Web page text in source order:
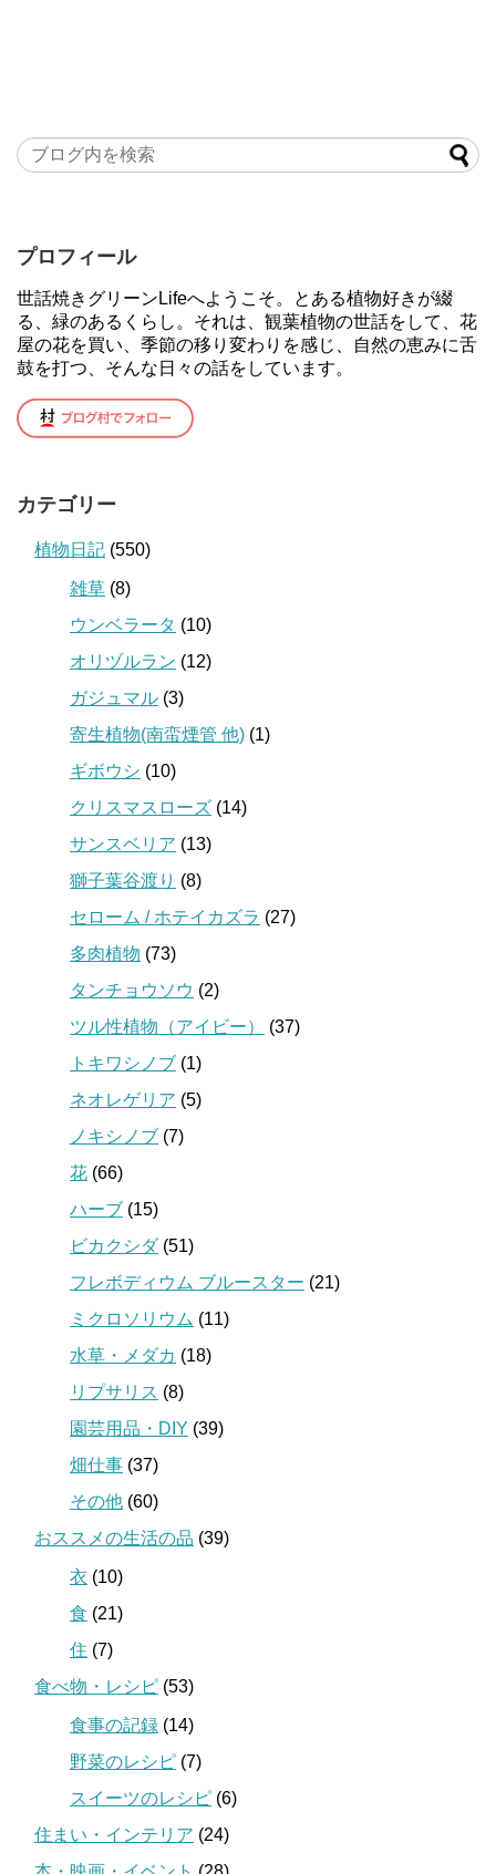
プロフィール
世話焼きグリーンLifeへようこそ。とある植物好きが綴
る、緑のあるくらし。それは、観葉植物の世話をして、花
屋の花を買い、季節の移り変わりを感じ、自然の恵みに舌
鼓を打つ、そんな日々の話をしています。
カテゴリー
植物日記 (550)
雑草 (8)
ウンベラータ (10)
オリヅルラン (12)
ガジュマル (3)
寄生植物(南蛮煙管 他) (1)
ギボウシ (10)
クリスマスローズ (14)
サンスベリア (13)
獅子葉谷渡り (8)
セローム / ホテイカズラ (27)
多肉植物 (73)
タンチョウソウ (2)
ツル性植物（アイビー）
(37)
トキワシノブ (1)
ネオレゲリア (5)
ノキシノブ (7)
花 (66)
ハーブ (15)
ビカクシダ(51)
フレボディウム ブルースター (21)
ミクロソリウム (11)
水草・メダカ (18)
リプサリス (8)
園芸用品・DIY (39)
畑仕事 (37)
その他 (60)
おススメの生活の品 (39)
衣 (10)
食 (21)
住 (7)
食べ物・レシピ (53)
食事の記録 (14)
野菜のレシピ (7)
スイーツのレシピ (6)
住まい・インテリア (24)